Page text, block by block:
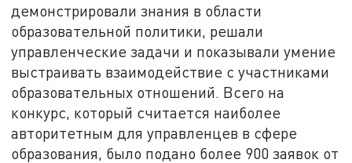
демонстрировали знания в области
образовательной политики, решали
управленческие задачи и показывали умение
выстраивать взаимодействие с участниками
образовательных отношений. Всего на
конкурс, который считается наиболее
авторитетным для управленцев в сфере
образования, было подано более 900 заявок от